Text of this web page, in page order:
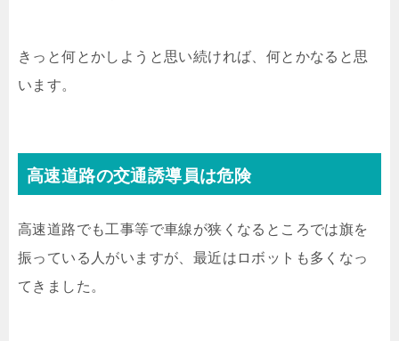
きっと何とかしようと思い続ければ、何とかなると思
います。
高速道路の交通誘導員は危険
高速道路でも工事等で車線が狭くなるところでは旗を
振っている人がいますが、最近はロボットも多くなっ
てきました。